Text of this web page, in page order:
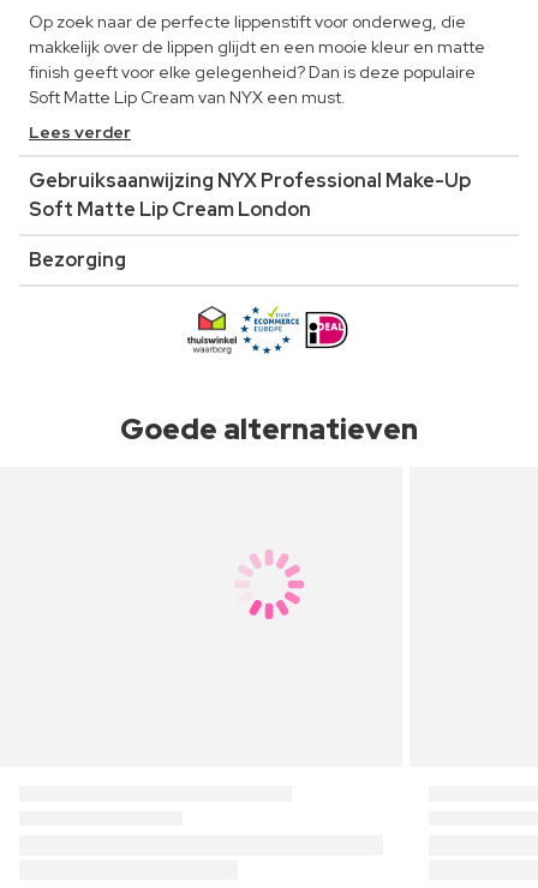
Op zoek naar de perfecte lippenstift voor onderweg, die
makkelijk over de lippen glijdt en een mooie kleur en matte
finish geeft voor elke gelegenheid? Dan is deze populaire
Soft Matte Lip Cream van NYX een must.
Lees verder
Gebruiksaanwijzing NYX Professional Make-Up
Soft Matte Lip Cream London
Bezorging
Goede alternatieven